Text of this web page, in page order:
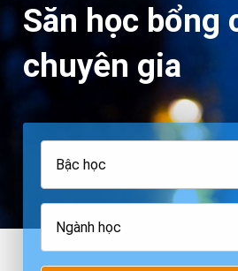
Săn học bổng
chuyên gia